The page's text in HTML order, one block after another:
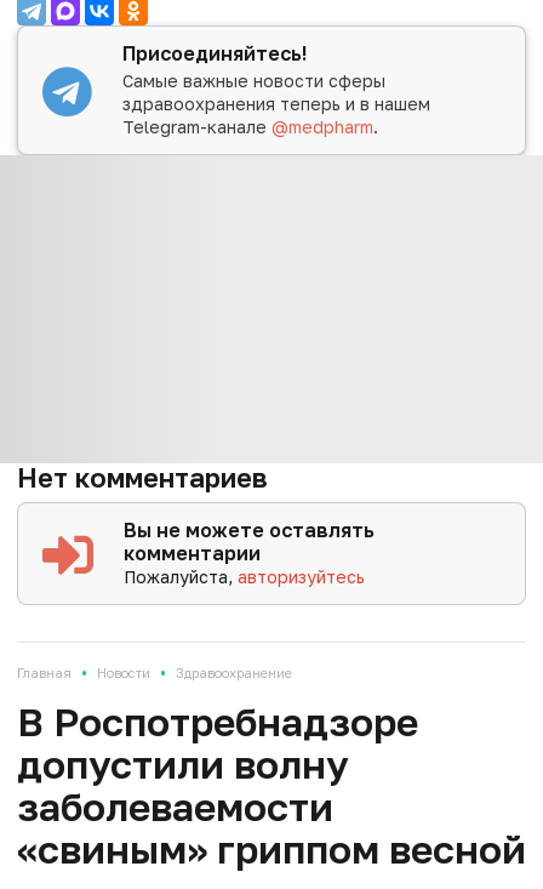
Присоединяйтесь!
Самые важные новости сферы
здравоохранения теперь и в нашем
Telegram-канале@medpharm.
Нет комментариев
Вы не можете оставлять
комментарии
Пожалуйста,авторизуйтесь
Главная • Новости • Здравоохранение
В Роспотребнадзоре
допустили волну
заболеваемости
«свиным» гриппом весной